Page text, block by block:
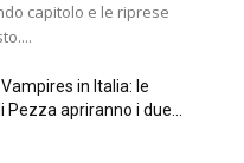
capitolo e le riprese
in Italia: le
Pezza apriranno i due...